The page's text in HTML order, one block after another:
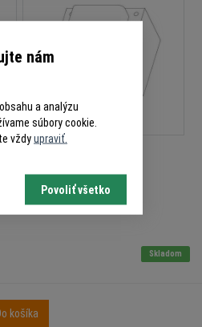
041A0286
Skladom
košíka
nám
a analýzu
súbory cookie.
vždyupraviť.
Povoliť všetko